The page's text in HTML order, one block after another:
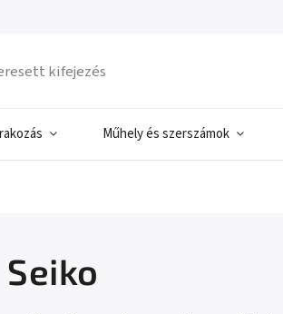
Műhely és szerszámok
Seiko